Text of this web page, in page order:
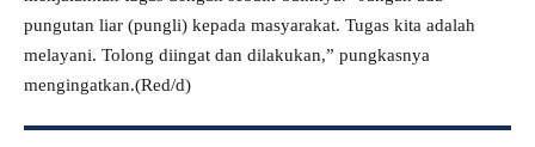
pungutan liar (pungli) kepada masyarakat. Tugas kita adalah
melayani. Tolong diingat dan dilakukan,” pungkasnya
mengingatkan.(Red/d)